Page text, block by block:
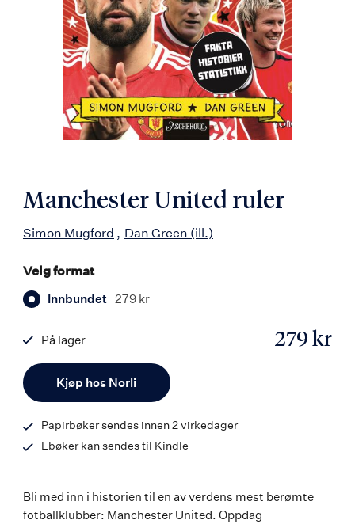
Manchester United ruler
Simon Mugford Dan Green (ill.)
Velg format
Innbundet 279 kr
Kjøp hos Norli
279 kr
På lager
9788203460661
Papirbøker sendes innen 2 virkedager
Ebøker kan sendes til Kindle
Bli med inn i historien til en av verdens mest berømte
fotballklubber: Manchester United. Oppdag